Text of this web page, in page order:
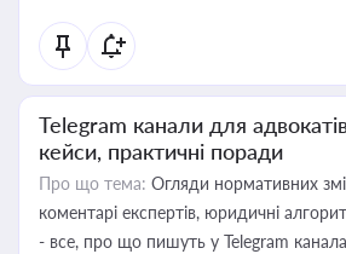
Telegram канали для
кейси, практичні поради
Про що тема: Огляди нормативних
коментарі експертів, юридичні
- все, про що пишуть у Telegram